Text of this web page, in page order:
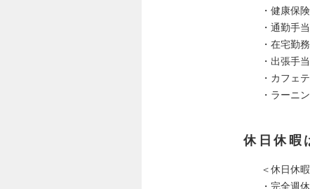
・健康保
・通勤手
・在宅勤
・出張手当
・カフェ
・ラーニ
休日休暇
＜休日休
・完全週